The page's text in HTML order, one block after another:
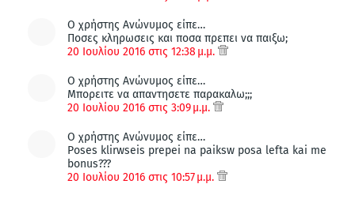
Ο χρήστης Ανώνυμος είπε…
Ποσες κληρωσεις και ποσα πρεπει να παιξω;
20 Ιουλίου 2016 στις 12:38 μ.μ.
Ο χρήστης Ανώνυμος είπε…
Μπορειτε να απαντησετε παρακαλω;;;
20 Ιουλίου 2016 στις 3:09 μ.μ.
Ο χρήστης Ανώνυμος είπε…
Poses klirwseis prepei na paiksw posa lefta kai me
bonus???
20 Ιουλίου 2016 στις 10:57 μ.μ.